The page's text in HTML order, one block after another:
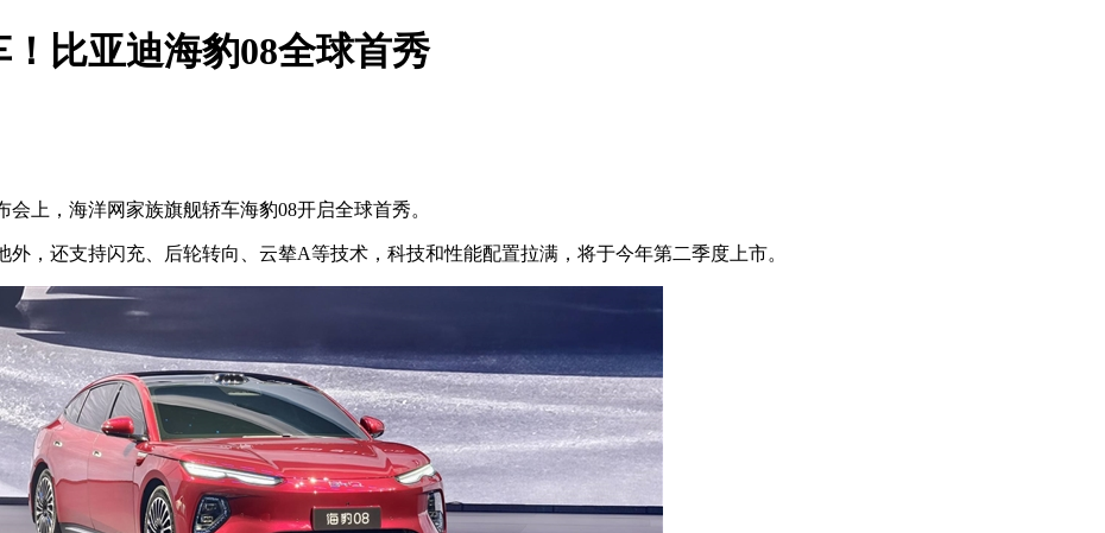
比亚迪海豹08全球首秀
，海洋网家族旗舰轿车海豹08开启全球首秀。
还支持闪充、后轮转向、云辇A等技术，科技和性能配置拉满，将于今年第二季度上市。